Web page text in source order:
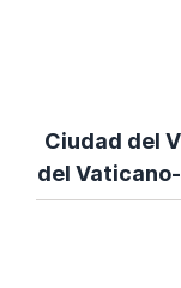
Ciudad del
del